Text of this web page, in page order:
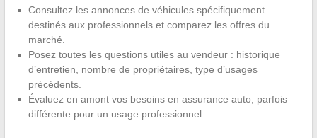
Consultez les annonces de véhicules spécifiquement
destinés aux professionnels et comparez les offres du
marché.
Posez toutes les questions utiles au vendeur : historique
d’entretien, nombre de propriétaires, type d’usages
précédents.
Évaluez en amont vos besoins en assurance auto, parfois
différente pour un usage professionnel.